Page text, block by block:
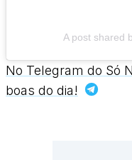
A post shared
No Telegram do Só
boas do dia!